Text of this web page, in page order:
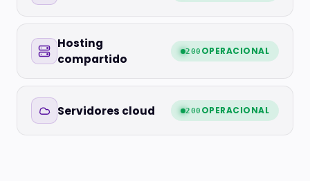
Hosting
compartido
200 OPERACIONAL
Servidores cloud 200 OPERACIONAL